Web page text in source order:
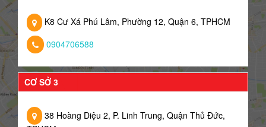
K8 Cư Xá Phú Lâm, Phường 12, Quận 6, TPHCM
0904706588
CƠ SỞ 3
38 Hoàng Diệu 2, P. Linh Trung, Quận Thủ Đức,